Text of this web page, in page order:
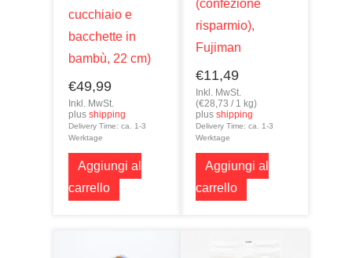
cucchiaio e
bacchette in
bambù, 22 cm)
€49,99
Inkl. MwSt.
plusshipping
Delivery Time: ca. 1-3
Werktage
Aggiungi al
carrello
(confezione
risparmio),
Fujiman
€11,49
Inkl. MwSt.
(€28,73 / 1 kg)
plusshipping
Delivery Time: ca. 1-3
Werktage
Aggiungi al
carrello